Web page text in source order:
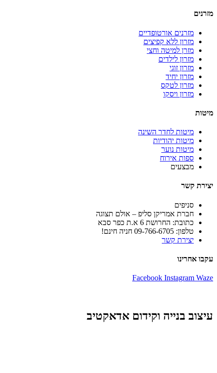
מזרנים
מזרנים אורטופדיים
מזרון ללא קפיצים
מזרן למיטה וחצי
מזרון לילדים
מזרון זוגי
מזרון יחיד
מזרון לטקס
מזרון ויסקו
מיטות
מיטות לחדר השינה
מיטות יהודיות
מיטות נוער
ספות אירוח
מבצעים
יצירת קשר
סניפים
חברת אמריקן סליפ – אולם תצוגה
כתובת: החרושת 6 א.ת כפר סבא
טלפון: 09-766-6705 חניה חינם!
יצירת קשר
עקבו אחרינו
Facebook Instagram Waze
עיצוב בנייה וקידום אדאקטיב